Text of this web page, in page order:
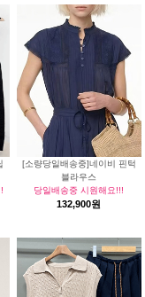
[소량당일배송중]네이비 핀턱
블라우스
당일배송중 시원해요!!!
132,900원